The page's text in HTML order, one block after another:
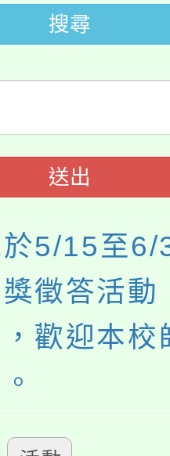
中低收入戶
育及科技
教案入校路
教育專業人
搜尋
送出
5/15至6/
徵答活動
歡迎本校